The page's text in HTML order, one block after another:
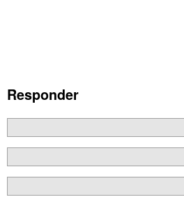
Responder